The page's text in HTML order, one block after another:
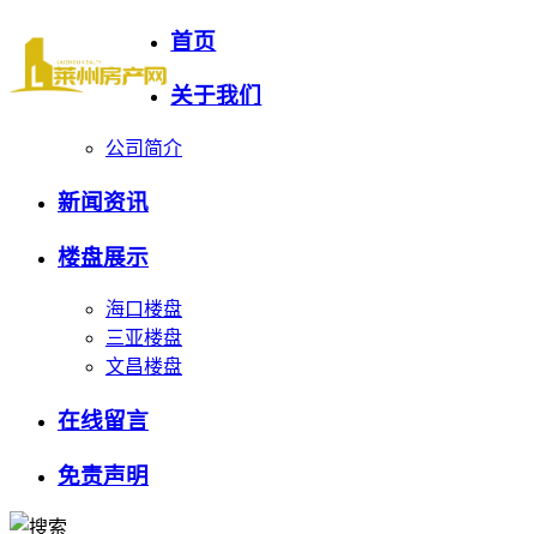
首页
关于我们
公司简介
新闻资讯
楼盘展示
海口楼盘
三亚楼盘
文昌楼盘
在线留言
免责声明